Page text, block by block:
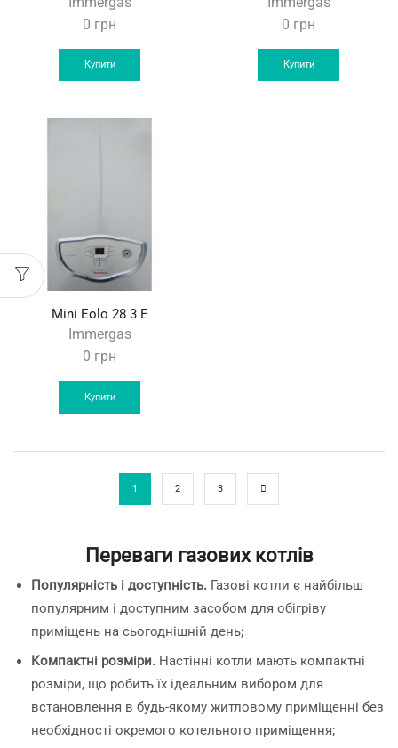
0 грн
Купити
0 грн
Купити
Mini Eolo 28 3 E
Immergas
0 грн
Купити
1 2 3
Переваги газових котлів
Популярність і доступність. Газові котли є найбільш
популярним і доступним засобом для обігріву
приміщень на сьогоднішній день;
Компактні розміри. Настінні котли мають компактні
розміри, що робить їх ідеальним вибором для
встановлення в будь-якому житловому приміщенні без
необхідності окремого котельного приміщення;